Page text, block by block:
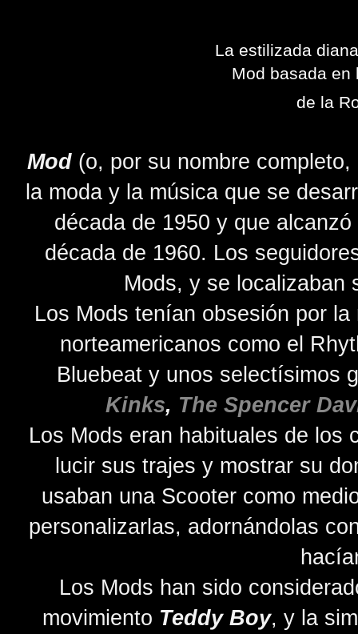
La estilizada
Mod basada en
de la
Mod (o, por su nombre
la moda y la música que se
década de 1950 y que
década de 1960. Los
Mods, y se localizaban
Los Mods tenían obsesión por
norteamericanos como el
Bluebeat y unos selectísimos
Kinks, The Spencer
Los Mods eran habituales de los
lucir sus trajes y mostrar su
usaban una Scooter como
personalizarlas, adornándolas
Los Mods han sido
movimiento Teddy Boy, y la